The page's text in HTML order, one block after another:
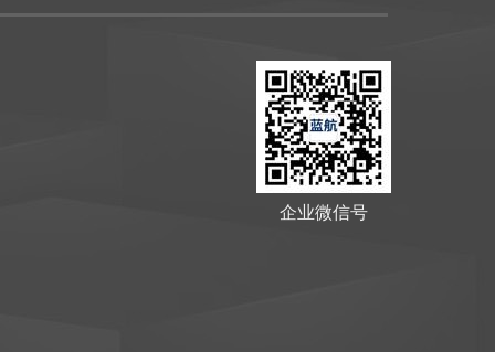
企业微信号